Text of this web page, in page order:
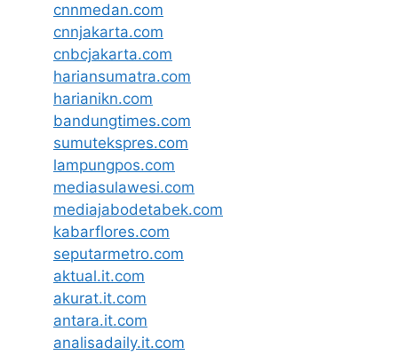
cnnmedan.com
cnnjakarta.com
cnbcjakarta.com
hariansumatra.com
harianikn.com
bandungtimes.com
sumutekspres.com
lampungpos.com
mediasulawesi.com
mediajabodetabek.com
kabarflores.com
seputarmetro.com
aktual.it.com
akurat.it.com
antara.it.com
analisadaily.it.com